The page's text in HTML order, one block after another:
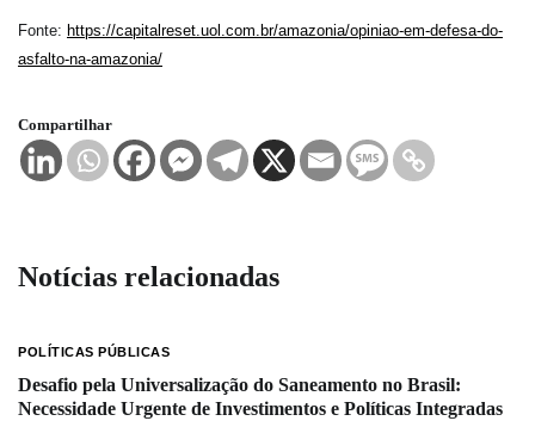
Fonte: https://capitalreset.uol.com.br/amazonia/opiniao-em-defesa-do-
asfalto-na-amazonia/
Compartilhar
Notícias relacionadas
POLÍTICAS PÚBLICAS
Desafio pela Universalização do Saneamento no Brasil:
Necessidade Urgente de Investimentos e Políticas Integradas